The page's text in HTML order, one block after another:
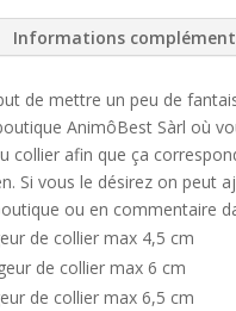
Informations
de mettre un peu de
AnimôBest Sàrl où
collier afin que ça
Si vous le désirez on
ou en commentaire
de collier max 4,5 cm
de collier max 6 cm
de collier max 6,5 cm